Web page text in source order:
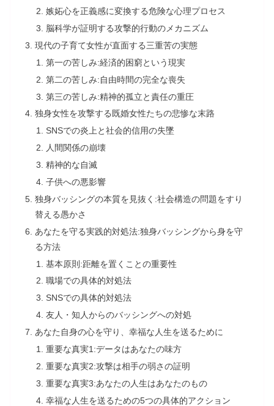
嫉妬心を正義感に変換する危険な心理プロセス
脳科学が証明する攻撃的行動のメカニズム
現代の子育て女性が直面する三重苦の実態
第一の苦しみ:経済的困窮という現実
第二の苦しみ:自由時間の完全な喪失
第三の苦しみ:精神的孤立と責任の重圧
独身女性を攻撃する既婚女性たちの悲惨な末路
SNSでの炎上と社会的信用の失墜
人間関係の崩壊
精神的な自滅
子供への悪影響
独身バッシングの本質を見抜く:社会構造の問題をすり
替える愚かさ
あなたを守る実践的対処法:独身バッシングから身を守
る方法
基本原則:距離を置くことの重要性
職場での具体的対処法
SNSでの具体的対処法
友人・知人からのバッシングへの対処
あなた自身の心を守り、幸福な人生を送るために
重要な真実1:データはあなたの味方
重要な真実2:攻撃は相手の弱さの証明
重要な真実3:あなたの人生はあなたのもの
幸福な人生を送るための5つの具体的アクション